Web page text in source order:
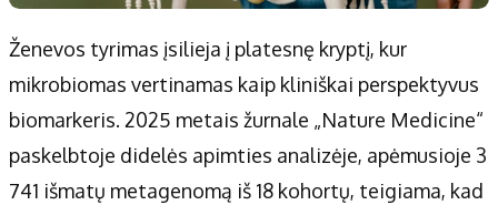
Ženevos tyrimas įsilieja į platesnę kryptį, kur
mikrobiomas vertinamas kaip kliniškai perspektyvus
biomarkeris. 2025 metais žurnale „Nature Medicine“
paskelbtoje didelės apimties analizėje, apėmusioje 3
741 išmatų metagenomą iš 18 kohortų, teigiama, kad